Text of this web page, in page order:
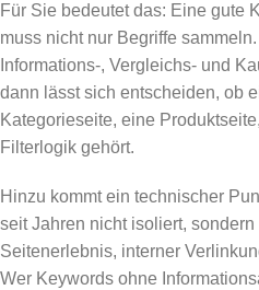
Für Sie bedeutet das: Eine gute
muss nicht nur Begriffe
Informations-, Vergleichs- und
dann lässt sich entscheiden, ob
Kategorieseite, eine
Filterlogik gehört.
Hinzu kommt ein technischer
seit Jahren nicht isoliert,
Seitenerlebnis, interner
Wer Keywords ohne